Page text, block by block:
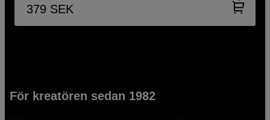
379 SEK
För kreatören sedan 1982